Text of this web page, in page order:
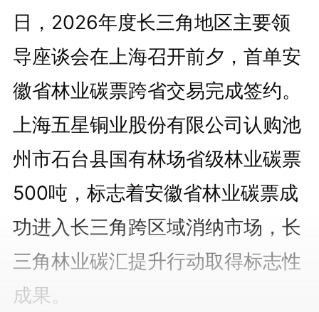
日，2026年度长三角地区主要领
导座谈会在上海召开前夕，首单安
徽省林业碳票跨省交易完成签约。
上海五星铜业股份有限公司认购池
州市石台县国有林场省级林业碳票
500吨，标志着安徽省林业碳票成
功进入长三角跨区域消纳市场，长
三角林业碳汇提升行动取得标志性
成果。